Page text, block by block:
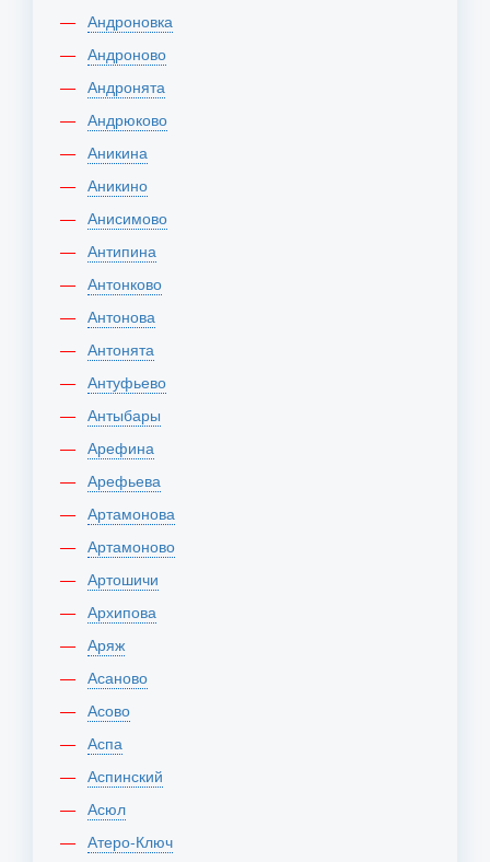
Андроновка
Андроново
Андронята
Андрюково
Аникина
Аникино
Анисимово
Антипина
Антонково
Антонова
Антонята
Антуфьево
Антыбары
Арефина
Арефьева
Артамонова
Артамоново
Артошичи
Архипова
Аряж
Асаново
Асово
Аспа
Аспинский
Асюл
Атеро-Ключ